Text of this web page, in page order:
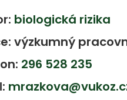
biologická rizika
výzkumný
296 528 235